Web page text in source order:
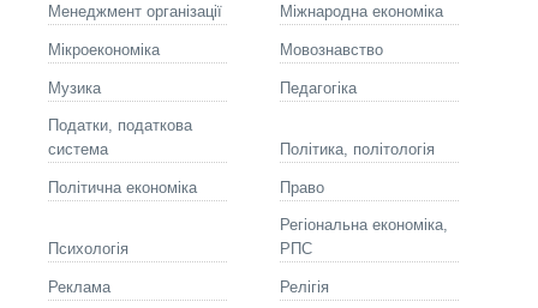
Менеджмент організації Міжнародна економіка
Мікроекономіка Мовознавство
Музика Педагогіка
Податки, податкова
система
Політика, політологія
Політична економіка Право
Психологія
Регіональна економіка,
РПС
Реклама Релігія